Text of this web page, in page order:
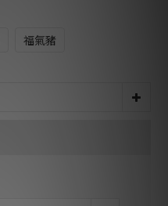
福氣豬